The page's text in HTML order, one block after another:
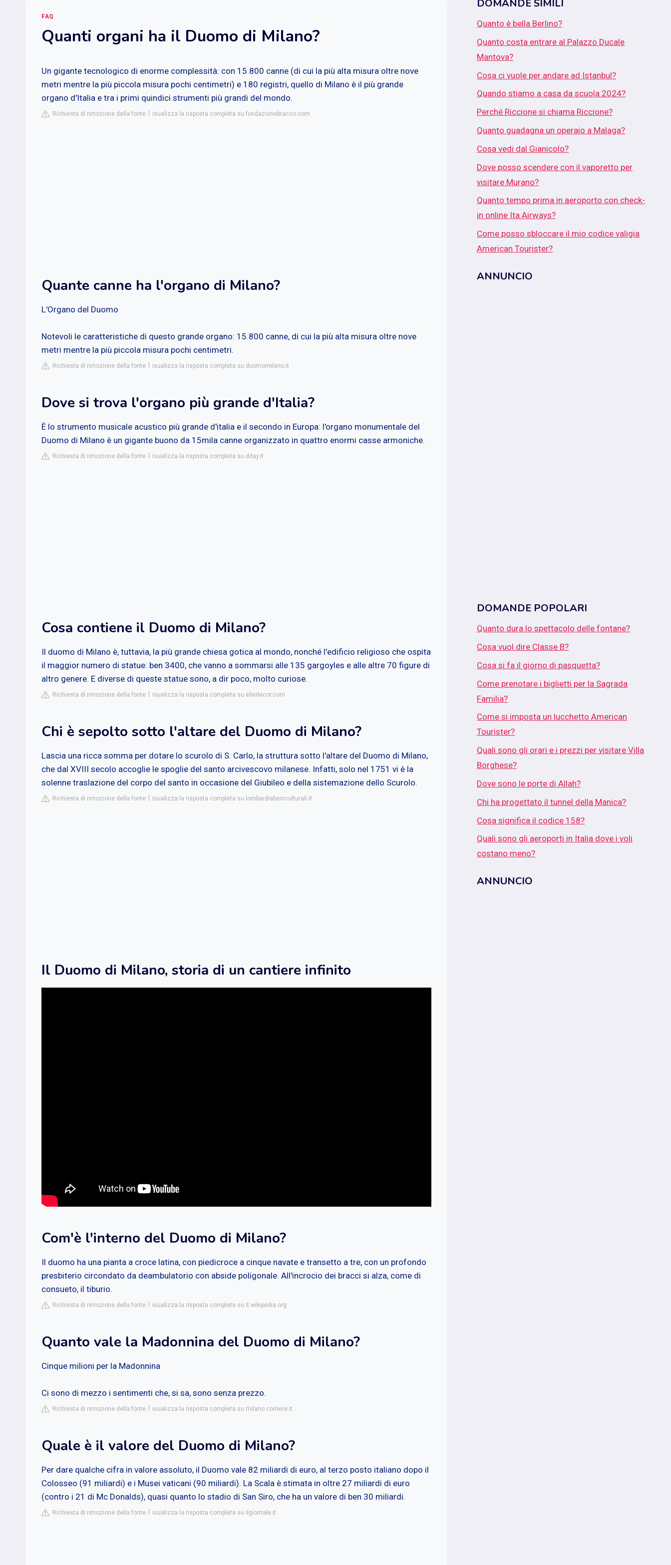
FAQ
Quanti organi ha il Duomo di Milano?
Un gigante tecnologico di enorme complessità: con 15.800 canne (di cui la più alta misura oltre nove
metri mentre la più piccola misura pochi centimetri) e 180 registri, quello di Milano è il più grande
organo d'Italia e tra i primi quindici strumenti più grandi del mondo.
Richiesta di rimozione della fonte isualizza la risposta completa su fondazionebracco.com
Quante canne ha l'organo di Milano?
L'Organo del Duomo
Notevoli le caratteristiche di questo grande organo: 15.800 canne, di cui la più alta misura oltre nove
metri mentre la più piccola misura pochi centimetri.
Richiesta di rimozione della fonte isualizza la risposta completa su duomomilano.it
Dove si trova l'organo più grande d'Italia?
È lo strumento musicale acustico più grande d'italia e il secondo in Europa: l'organo monumentale del
Duomo di Milano è un gigante buono da 15mila canne organizzato in quattro enormi casse armoniche.
Richiesta di rimozione della fonte isualizza la risposta completa su dday.it
Cosa contiene il Duomo di Milano?
Il duomo di Milano è, tuttavia, la più grande chiesa gotica al mondo, nonché l'edificio religioso che ospita
il maggior numero di statue: ben 3400, che vanno a sommarsi alle 135 gargoyles e alle altre 70 figure di
altro genere. E diverse di queste statue sono, a dir poco, molto curiose.
Richiesta di rimozione della fonte isualizza la risposta completa su elledecor.com
Chi è sepolto sotto l'altare del Duomo di Milano?
Lascia una ricca somma per dotare lo scurolo di S. Carlo, la struttura sotto l'altare del Duomo di Milano,
che dal XVIII secolo accoglie le spoglie del santo arcivescovo milanese. Infatti, solo nel 1751 vi è la
solenne traslazione del corpo del santo in occasione del Giubileo e della sistemazione dello Scurolo.
Richiesta di rimozione della fonte isualizza la risposta completa su lombardiabeniculturali.it
Il Duomo di Milano, storia di un cantiere infinito
Com'è l'interno del Duomo di Milano?
Il duomo ha una pianta a croce latina, con piedicroce a cinque navate e transetto a tre, con un profondo
presbiterio circondato da deambulatorio con abside poligonale. All'incrocio dei bracci si alza, come di
consueto, il tiburio.
Richiesta di rimozione della fonte isualizza la risposta completa su it.wikipedia.org
Quanto vale la Madonnina del Duomo di Milano?
Cinque milioni per la Madonnina
Ci sono di mezzo i sentimenti che, si sa, sono senza prezzo.
Richiesta di rimozione della fonte isualizza la risposta completa su milano.corriere.it
Quale è il valore del Duomo di Milano?
Per dare qualche cifra in valore assoluto, il Duomo vale 82 miliardi di euro, al terzo posto italiano dopo il
Colosseo (91 miliardi) e i Musei vaticani (90 miliardi). La Scala è stimata in oltre 27 miliardi di euro
(contro i 21 di Mc Donalds), quasi quanto lo stadio di San Siro, che ha un valore di ben 30 miliardi.
Richiesta di rimozione della fonte isualizza la risposta completa su ilgiornale.it
DOMANDE SIMILI
Quanto è bella Berlino?
Quanto costa entrare al Palazzo Ducale
Mantova?
Cosa ci vuole per andare ad Istanbul?
Quando stiamo a casa da scuola 2024?
Perché Riccione si chiama Riccione?
Quanto guadagna un operaio a Malaga?
Cosa vedi dal Gianicolo?
Dove posso scendere con il vaporetto per
visitare Murano?
Quanto tempo prima in aeroporto con check-
in online Ita Airways?
Come posso sbloccare il mio codice valigia
American Tourister?
ANNUNCIO
DOMANDE POPOLARI
Quanto dura lo spettacolo delle fontane?
Cosa vuol dire Classe B?
Cosa si fa il giorno di pasquetta?
Come prenotare i biglietti per la Sagrada
Familia?
Come si imposta un lucchetto American
Tourister?
Quali sono gli orari e i prezzi per visitare Villa
Borghese?
Dove sono le porte di Allah?
Chi ha progettato il tunnel della Manica?
Cosa significa il codice 158?
Quali sono gli aeroporti in Italia dove i voli
costano meno?
ANNUNCIO